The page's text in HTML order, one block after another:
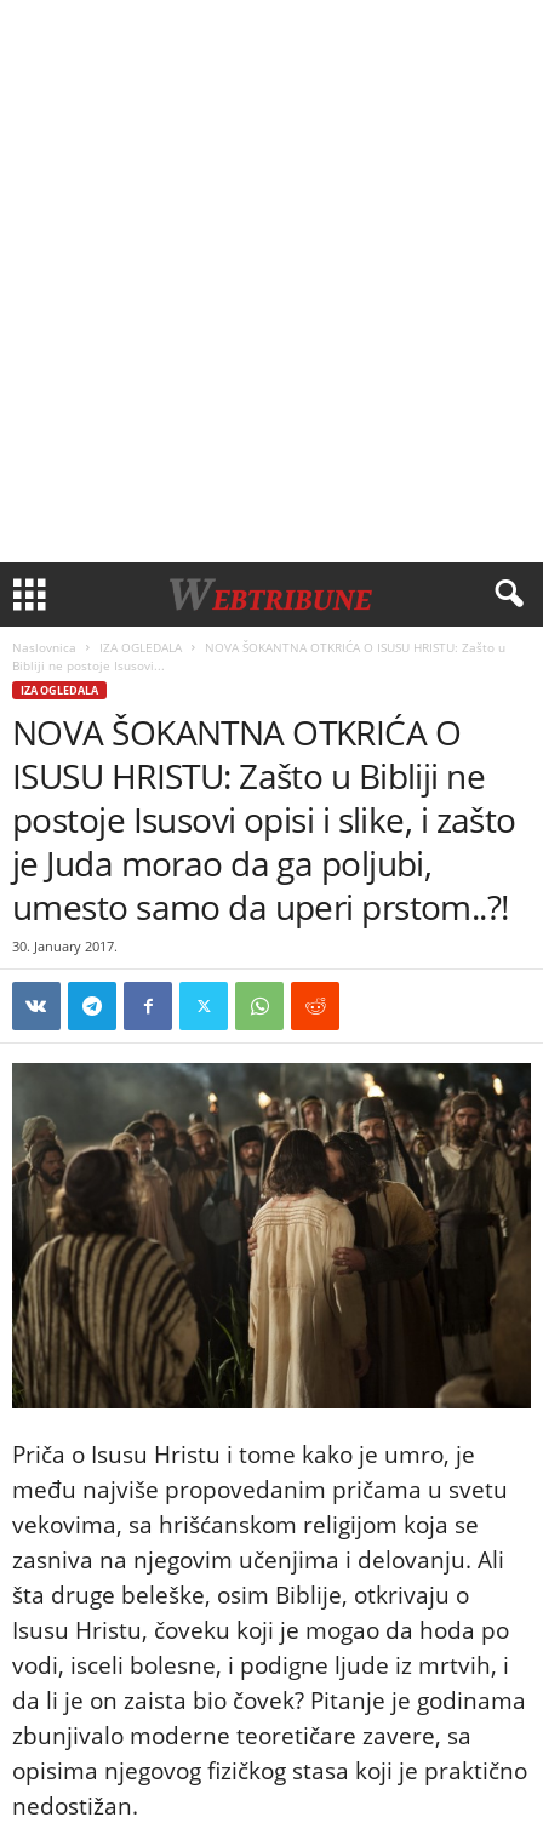
Naslovnica IZA OGLEDALA
NOVA ŠOKANTNA OTKRIĆA O ISUSU HRISTU: Zašto u
Bibliji ne postoje Isusovi...
IZA OGLEDALA
NOVA ŠOKANTNA OTKRIĆA O
ISUSU HRISTU: Zašto u Bibliji ne
postoje Isusovi opisi i slike, i zašto
je Juda morao da ga poljubi,
umesto samo da uperi prstom..?!
30. January 2017.
Priča o Isusu Hristu i tome kako je umro, je
među najviše propovedanim pričama u svetu
vekovima, sa hrišćanskom religijom koja se
zasniva na njegovim učenjima i delovanju. Ali
šta druge beleške, osim Biblije, otkrivaju o
Isusu Hristu, čoveku koji je mogao da hoda po
vodi, isceli bolesne, i podigne ljude iz mrtvih, i
da li je on zaista bio čovek? Pitanje je godinama
zbunjivalo moderne teoretičare zavere, sa
opisima njegovog fizičkog stasa koji je praktično
nedostižan.